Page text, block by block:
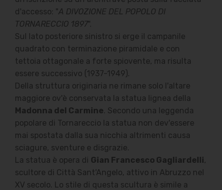
d'accesso: "A DIVOZIONE DEL POPOLO DI
TORNARECCIO 1897".
Sul lato posteriore sinistro si erge il campanile
quadrato con terminazione piramidale e con
tettoia ottagonale a forte spiovente, ma risulta
essere successivo (1937-1949).
Della struttura originaria ne rimane solo l'altare
maggiore ov'è conservata la statua lignea della
Madonna del Carmine. Secondo una leggenda
popolare di Tornareccio la statua non dev'essere
mai spostata dalla sua nicchia altrimenti causa
sciagure, sventure e disgrazie.
La statua è opera di Gian Francesco Gagliardelli,
scultore di Città Sant'Angelo, attivo in Abruzzo nel
XV secolo. Lo stile di questa scultura è simile a